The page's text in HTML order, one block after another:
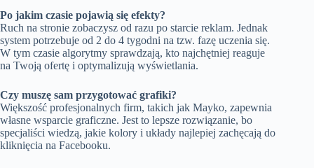
Po jakim czasie pojawią się efekty?
Ruch na stronie zobaczysz od razu po starcie reklam. Jednak
system potrzebuje od 2 do 4 tygodni na tzw. fazę uczenia się.
W tym czasie algorytmy sprawdzają, kto najchętniej reaguje
na Twoją ofertę i optymalizują wyświetlania.
Czy muszę sam przygotować grafiki?
Większość profesjonalnych firm, takich jak Mayko, zapewnia
własne wsparcie graficzne. Jest to lepsze rozwiązanie, bo
specjaliści wiedzą, jakie kolory i układy najlepiej zachęcają do
kliknięcia na Facebooku.